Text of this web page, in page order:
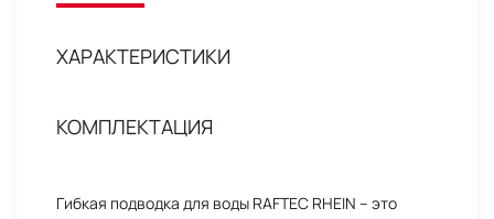
ХАРАКТЕРИСТИКИ
КОМПЛЕКТАЦИЯ
Гибкая подводка для воды RAFTEC RHEIN – это